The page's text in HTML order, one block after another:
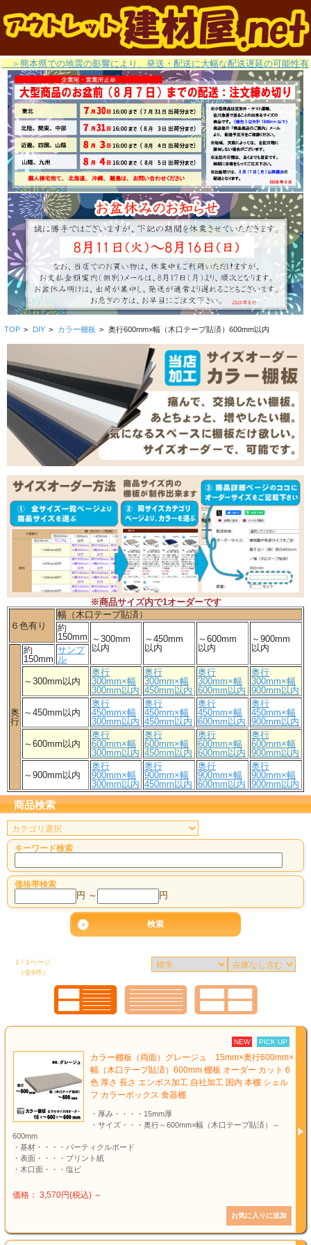
＞熊本県での地震の影響により、発送・配送に大幅な配送遅延の可能性有
TOP > DIY > カラー棚板 > 奥行600mm×幅（木口テープ貼済）600mm以内
※商品サイズ内で1オーダーです
６色有り
幅（木口テープ貼済）
約
150mm ～300mm
以内
～450mm
以内
～600mm
以内
～900mm
以内
奥
行
約
150mm
サンプ
ル
～300mm以内
奥行
300mm×幅
300mm以内
奥行
300mm×幅
450mm以内
奥行
300mm×幅
600mm以内
奥行
300mm×幅
900mm以内
～450mm以内
奥行
450mm×幅
300mm以内
奥行
450mm×幅
450mm以内
奥行
450mm×幅
600mm以内
奥行
450mm×幅
900mm以内
～600mm以内
奥行
600mm×幅
300mm以内
奥行
600mm×幅
450mm以内
奥行
600mm×幅
600mm以内
奥行
600mm×幅
900mm以内
～900mm以内
奥行
900mm×幅
300mm以内
奥行
900mm×幅
450mm以内
奥行
900mm×幅
600mm以内
奥行
900mm×幅
900mm以内
商品検索
キーワード検索
価格帯検索
円 ～ 円
1 / 1ページ
（全6件）
NEW PICK UP
カラー棚板（両面）グレージュ 15mm×奥行600mm×
幅（木口テープ貼済）600mm 棚板 オーダー カット 6
色 厚さ 長さ エンボス加工 自社加工 国内 本棚 シェル
フ カラーボックス 食器棚
・厚み・・・・15mm厚
・サイズ・・・奥行～600mm×幅（木口テープ貼済）～
600mm
・基材・・・・パーティクルボード
・表面・・・・プリント紙
・木口面・・・塩ビ
価格： 3,570円(税込) ～